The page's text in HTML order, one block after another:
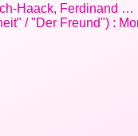
Haack, Ferdinand …
/ "Der Freund") :